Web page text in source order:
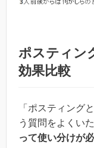
ポスティン
効果比較
「ポスティング
う質問をよくい
って使い分けが